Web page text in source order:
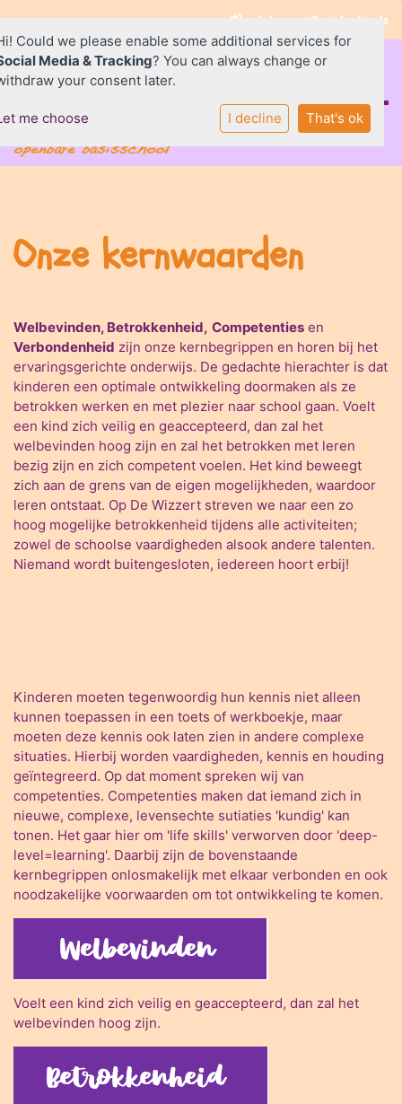
Inloggen Social schools
Home
De Wizzert
Praktisch
Contact
Onze kernwaarden
Welbevinden, Betrokkenheid, Competenties en
Verbondenheid zijn onze kernbegrippen en horen bij het
ervaringsgerichte onderwijs. De gedachte hierachter is dat
kinderen een optimale ontwikkeling doormaken als ze
betrokken werken en met plezier naar school gaan. Voelt
een kind zich veilig en geaccepteerd, dan zal het
welbevinden hoog zijn en zal het betrokken met leren
bezig zijn en zich competent voelen. Het kind beweegt
zich aan de grens van de eigen mogelijkheden, waardoor
leren ontstaat. Op De Wizzert streven we naar een zo
hoog mogelijke betrokkenheid tijdens alle activiteiten;
zowel de schoolse vaardigheden alsook andere talenten.
Niemand wordt buitengesloten, iedereen hoort erbij!
Kinderen moeten tegenwoordig hun kennis niet alleen
kunnen toepassen in een toets of werkboekje, maar
moeten deze kennis ook laten zien in andere complexe
situaties. Hierbij worden vaardigheden, kennis en houding
geïntegreerd. Op dat moment spreken wij van
competenties. Competenties maken dat iemand zich in
nieuwe, complexe, levensechte sutiaties 'kundig' kan
tonen. Het gaar hier om 'life skills' verworven door 'deep-
level=learning'. Daarbij zijn de bovenstaande
kernbegrippen onlosmakelijk met elkaar verbonden en ook
noodzakelijke voorwaarden om tot ontwikkeling te komen.
Voelt een kind zich veilig en geaccepteerd, dan zal het
welbevinden hoog zijn.
Could we please enable some additional services for
Media & Tracking? You can always change or
your consent later.
me choose I decline That's ok